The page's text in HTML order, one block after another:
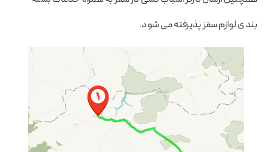
بندی لوازم سقز پذیرفته می شود.